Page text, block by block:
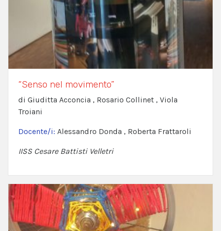
“Senso nel movimento”
di Giuditta Acconcia , Rosario Collinet , Viola
Troiani
Docente/i: Alessandro Donda , Roberta Frattaroli
IISS Cesare Battisti Velletri